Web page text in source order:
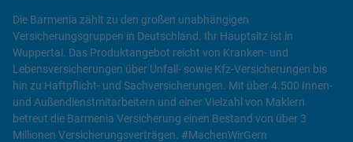
Die Barmenia zählt zu den großen unabhängigen
Versicherungsgruppen in Deutschland. Ihr Hauptsitz ist in
Wuppertal. Das Produktangebot reicht von Kranken- und
Lebensversicherungen über Unfall- sowie Kfz-Versicherungen bis
hin zu Haftpflicht- und Sachversicherungen. Mit über 4.500 Innen-
und Außendienstmitarbeitern und einer Vielzahl von Maklern
betreut die Barmenia Versicherung einen Bestand von über 3
Millionen Versicherungsverträgen. #MachenWirGern